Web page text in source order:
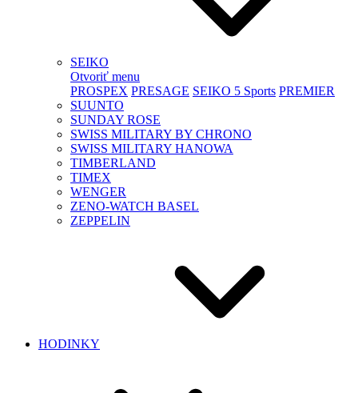
SEIKO
Otvoriť menu
PROSPEX PRESAGE SEIKO 5 Sports PREMIER
SUUNTO
SUNDAY ROSE
SWISS MILITARY BY CHRONO
SWISS MILITARY HANOWA
TIMBERLAND
TIMEX
WENGER
ZENO-WATCH BASEL
ZEPPELIN
HODINKY